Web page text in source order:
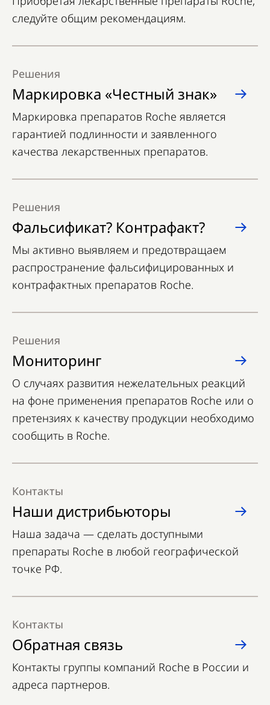
следуйте общим рекомендациям.
Маркировка «Честный знак»
Решения
Маркировка препаратов Roche является
гарантией подлинности и заявленного
качества лекарственных препаратов.
Фальсификат? Контрафакт?
Решения
Мы активно выявляем и предотвращаем
распространение фальсифицированных и
контрафактных препаратов Roche.
Мониторинг
Решения
О случаях развития нежелательных реакций
на фоне применения препаратов Roche или о
претензиях к качеству продукции необходимо
сообщить в Roche.
Наши дистрибьюторы
Контакты
Наша задача — сделать доступными
препараты Roche в любой географической
точке РФ.
Обратная связь
Контакты
Контакты группы компаний Roche в России и
адреса партнеров.